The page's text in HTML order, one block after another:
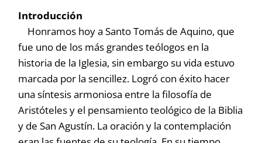
Introducción
Honramos hoy a Santo Tomás de Aquino, que
fue uno de los más grandes teólogos en la
historia de la Iglesia, sin embargo su vida estuvo
marcada por la sencillez. Logró con éxito hacer
una síntesis armoniosa entre la filosofía de
Aristóteles y el pensamiento teológico de la Biblia
y de San Agustín. La oración y la contemplación